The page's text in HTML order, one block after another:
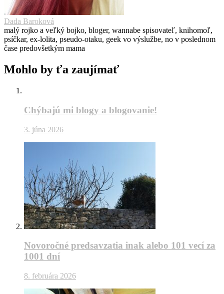
Dada Baroková
malý rojko a veľký bojko, bloger, wannabe spisovateľ, knihomoľ,
psíčkar, ex-lolita, pseudo-otaku, geek vo výslužbe, no v poslednom
čase predovšetkým mama
Mohlo by ťa zaujímať
Chýbajú mi blogy a blogovanie!
3. júna 2026
Novoročné predsavzatia inak alebo 101 vecí za
1001 dní
8. februára 2026